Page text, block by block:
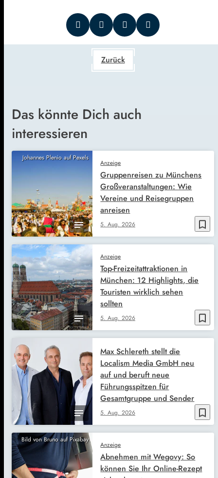
Zurück
Das könnte Dich auch
interessieren
Johannes Plenio auf Pexels
bookmark_border
Anzeige
5. Aug. 2026
Gruppenreisen zu Münchens
Großveranstaltungen: Wie
Vereine und Reisegruppen
anreisen
bookmark_border
Anzeige
5. Aug. 2026
Top-Freizeitattraktionen in
München: 12 Highlights, die
Touristen wirklich sehen
sollten
bookmark_border
5. Aug. 2026
Max Schlereth stellt die
Localism Media GmbH neu
auf und beruft neue
Führungsspitzen für
Gesamtgruppe und Sender
Bild von Bruno auf Pixabay
Anzeige
Abnehmen mit Wegovy: So
können Sie Ihr Online-Rezept